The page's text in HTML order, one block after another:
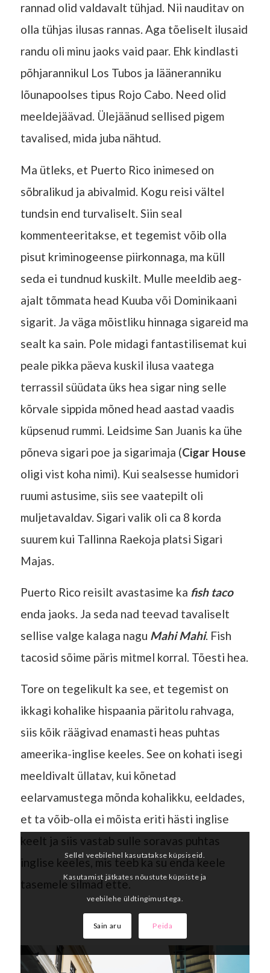
rannad olid valdavalt tühjad. Nii nauditav on
olla tühjas ilusas rannas. Aga tõeliselt ilusaid
randu oli minu jaoks vaid paar. Ehk kindlasti
põhjarannikul Los Tubos ja lääneranniku
lõunapoolses tipus Rojo Cabo. Need olid
meeldejäävad. Ülejäänud sellised pigem
tavalised, mida juba nähtud.
Ma ütleks, et Puerto Rico inimesed on
sõbralikud ja abivalmid. Kogu reisi vältel
tundsin end turvaliselt. Siin seal
kommenteeritakse, et tegemist võib olla
pisut kriminogeense piirkonnaga, ma küll
seda ei tundnud kuskilt. Mulle meeldib aeg-
ajalt tõmmata head Kuuba või Dominikaani
sigarit. Ja väga mõistliku hinnaga sigareid ma
sealt ka sain. Pole midagi fantastilisemat kui
peale pikka päeva kuskil ilusa vaatega
terrassil süüdata üks hea sigar ning selle
kõrvale sippida mõned head aastad vaadis
küpsenud rummi. Leidsime San Juanis ka ühe
põneva sigari poe ja sigarimaja (Cigar House
oligi vist koha nimi). Kui sealsesse humidori
ruumi astusime, siis see vaatepilt oli
muljetavaldav. Sigari valik oli ca 8 korda
suurem kui Tallinna Raekoja platsi Sigari
Majas.
Puerto Rico reisilt avastasime ka fish taco
enda jaoks. Ja seda nad teevad tavaliselt
sellise valge kalaga nagu Mahi Mahi. Fish
tacosid sõime päris mitmel korral. Tõesti hea.
Tore on tegelikult ka see, et tegemist on
ikkagi kohalike hispaania päritolu rahvaga,
siis kõik räägivad enamasti heas puhtas
ameerika-inglise keeles. See on kohati isegi
meeldivalt üllatav, kui kõnetad
eelarvamustega mõnda kohalikku, eeldades,
et ta võib-olla ei mõista eriti hästi inglise
keelt ja siis vastab sulle soravas puhtas
inglise keeles, mis teeb ka su enda keele
tasemele silmad ette.
Sellel veebilehel kasutatakse küpsiseid.
Kasutamist jätkates nõustute küpsiste ja
veebilehe üldtingimustega.
Sain aru Peida